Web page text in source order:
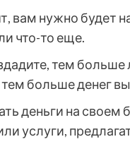
вам нужно будет
что-то еще.
тем
больше денег
деньги на своем
услуги,